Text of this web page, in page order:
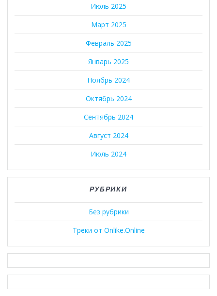
Июль 2025
Март 2025
Февраль 2025
Январь 2025
Ноябрь 2024
Октябрь 2024
Сентябрь 2024
Август 2024
Июль 2024
РУБРИКИ
Без рубрики
Треки от Onlike.Online